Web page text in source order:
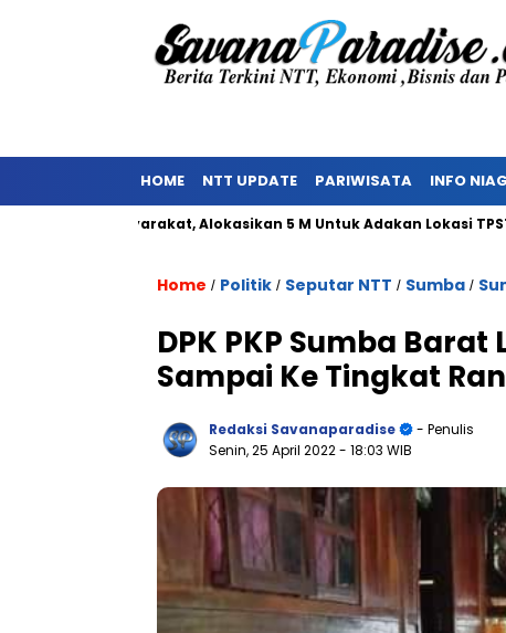
HOME NTT UPDATE PARIWISATA INFO
Masyarakat, Alokasikan 5 M Untuk Adakan Lokasi TPST
Home / Politik / Seputar NTT / Sumba /
DPK PKP Sumba
Sampai Ke Tingkat
Redaksi Savanaparadise
- Penulis
Senin, 25 April 2022- 18:03 WIB